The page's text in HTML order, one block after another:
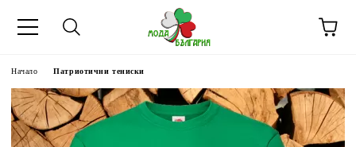
Начало Патриотични тениски